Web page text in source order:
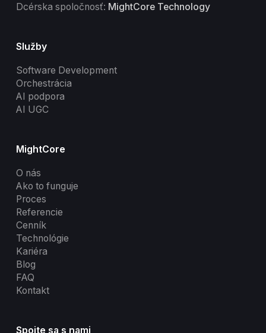
Dcérska spoločnosť: MightCore Technology
Služby
Software Development
Orchestrácia
AI podpora
AI UGC
MightCore
O nás
Ako to funguje
Proces
Referencie
Cenník
Technológie
Kariéra
Blog
FAQ
Kontakt
Spojte sa s nami